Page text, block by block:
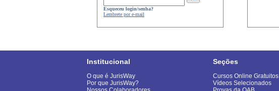
Esqueceu login/senha?
Lembrete por e-mail
Institucional
O que é JurisWay
Por que JurisWay?
Seções
Cursos Online Gratuitos
Vídeos Selecionados